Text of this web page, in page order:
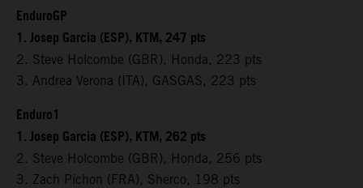
EnduroGP
1. Josep Garcia (ESP), KTM, 247 pts
2. Steve Holcombe (GBR), Honda, 223 pts
3. Andrea Verona (ITA), GASGAS, 223 pts
Enduro1
1. Josep Garcia (ESP), KTM, 262 pts
2. Steve Holcombe (GBR), Honda, 256 pts
3. Zach Pichon (FRA), Sherco, 198 pts